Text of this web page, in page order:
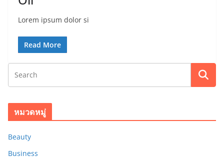
Lorem ipsum dolor si
Read More
หมวดหมู่
Beauty
Business